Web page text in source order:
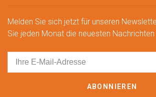
Melden Sie sich jetzt für unseren
Sie jeden Monat die neuesten
ABONNIEREN